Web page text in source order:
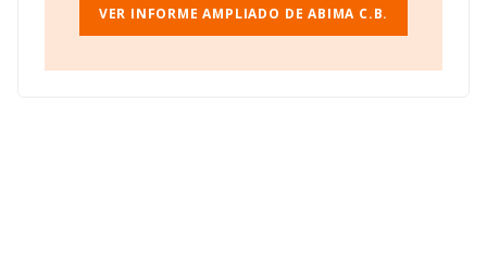
VER INFORME AMPLIADO DE ABIMA C.B.